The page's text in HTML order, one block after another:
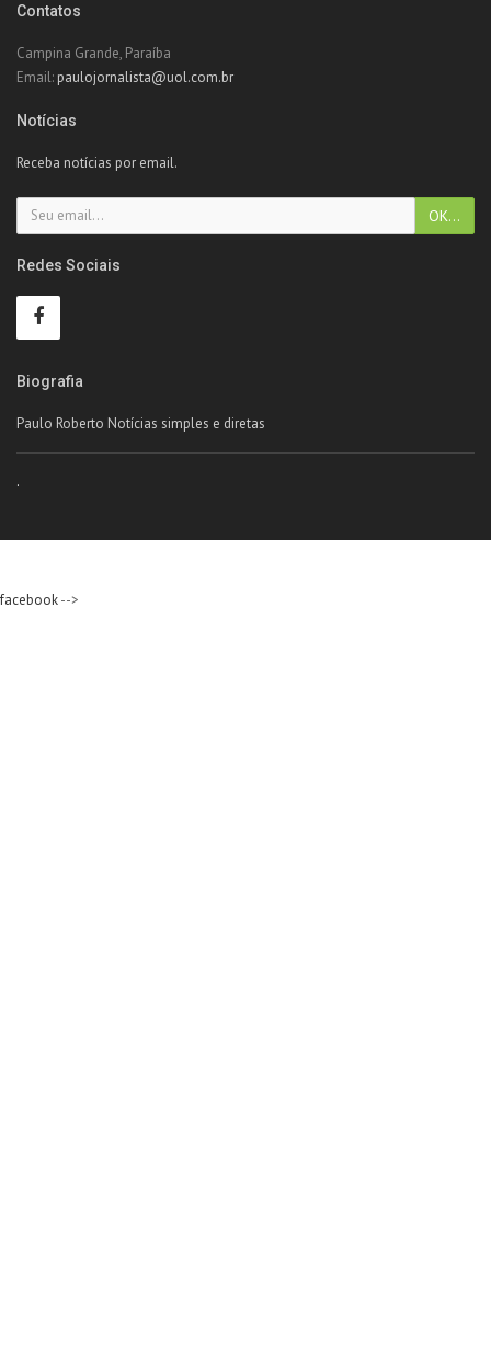
Contatos
Campina Grande, Paraíba
Email: paulojornalista@uol.com.br
Notícias
Receba notícias por email.
Redes Sociais
Biografia
Paulo Roberto Notícias simples e diretas
.
facebook-->